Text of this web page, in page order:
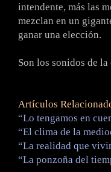
intendente, más las
mezclan en un
ganar una elección.
Son los sonidos de
Artículos
“Lo tengamos en
“El clima de la
“La realidad que
“La ponzoña del